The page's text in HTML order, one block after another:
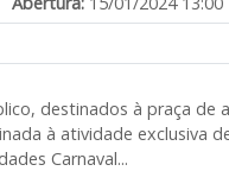
destinados à praça
à atividade exclusiva
Carnaval...